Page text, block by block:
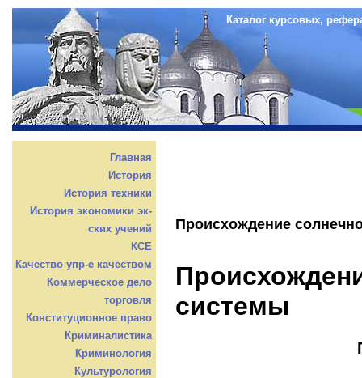
Каталог курсовых,
Главная
История
История техники
История экономики эк-
ских учений
КСЕ
Качество упр-е качеством
Коммерческое дело
торговля
Конституционное право
Криминалистика
Криминология
Культурология
Происхождение
системы